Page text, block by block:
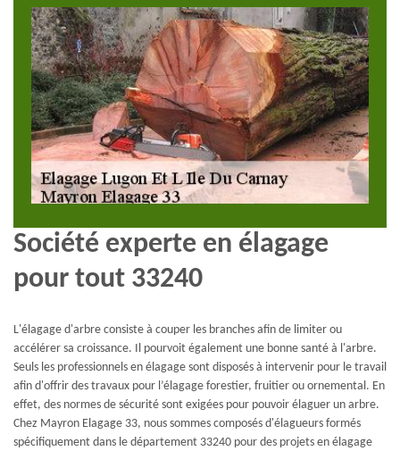
Société experte en élagage
pour tout 33240
L'élagage d'arbre consiste à couper les branches afin de limiter ou
accélérer sa croissance. Il pourvoit également une bonne santé à l'arbre.
Seuls les professionnels en élagage sont disposés à intervenir pour le travail
afin d'offrir des travaux pour l’élagage forestier, fruitier ou ornemental. En
effet, des normes de sécurité sont exigées pour pouvoir élaguer un arbre.
Chez Mayron Elagage 33, nous sommes composés d'élagueurs formés
spécifiquement dans le département 33240 pour des projets en élagage